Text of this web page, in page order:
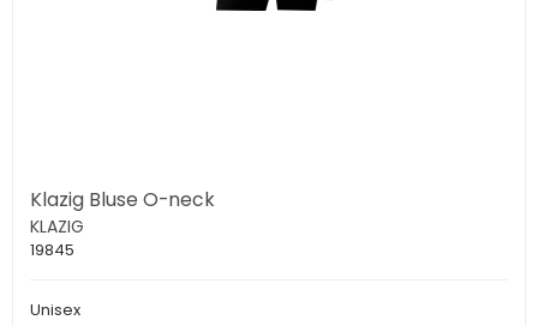
Klazig Bluse O-neck
KLAZIG
19845
Unisex